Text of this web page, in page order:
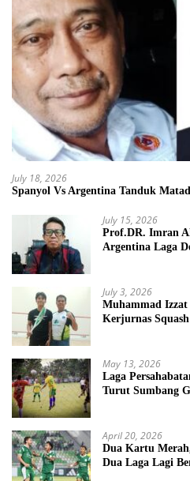
July 18, 2026
Spanyol Vs Argentina Tanduk
July 15, 2026
Prof.DR. Imran
Argentina Laga
July 3, 2026
Muhammad
Kerjurnas Squash
May 13, 2026
Laga
Turut Sumbang
April 20, 2026
Dua Kartu
Dua Laga Lagi